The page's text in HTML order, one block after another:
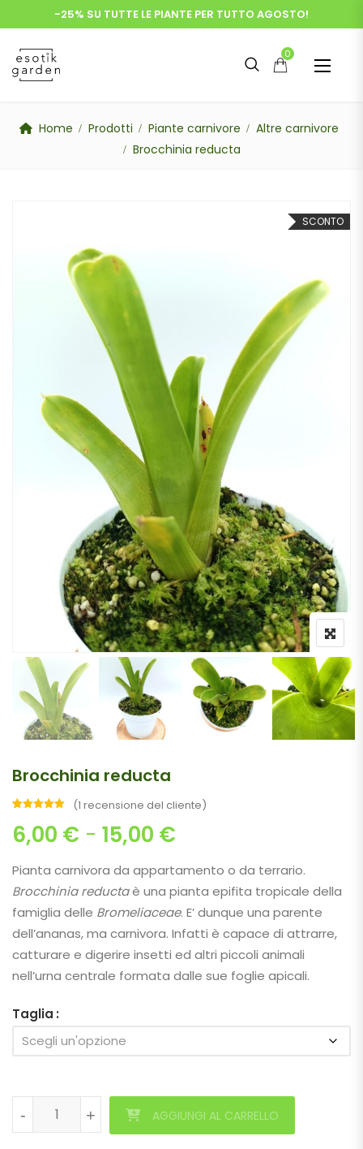
-25% SU TUTTE LE PIANTE PER TUTTO AGOSTO!
0
Home Prodotti Piante carnivore
Altre carnivore
Brocchinia reducta
SCONTO
Brocchinia reducta
5.00
su 5
su base
(1 recensione del cliente)
6,00 € - 15,00 €
Pianta carnivora da appartamento o da terrario.
Brocchinia reductaè una pianta epifita tropicale della
famiglia delle Bromeliaceae. E’ dunque una parente
dell’ananas, ma carnivora. Infatti è capace di attrarre,
catturare e digerire insetti ed altri piccoli animali
nell’urna centrale formata dalle sue foglie apicali.
Taglia
Brocchinia reducta quantità
+
- +
- AGGIUNGI AL CARRELLO